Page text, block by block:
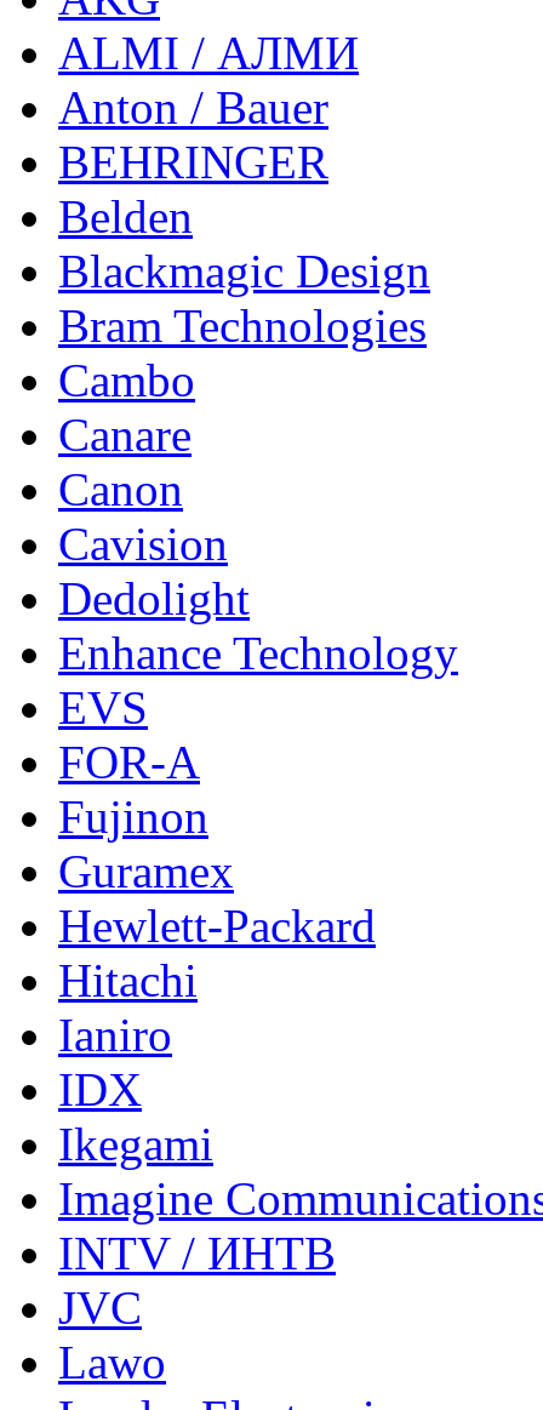
ALMI / АЛМИ
Anton / Bauer
BEHRINGER
Belden
Blackmagic Design
Bram Technologies
Cambo
Canare
Canon
Cavision
Dedolight
Enhance Technology
EVS
FOR-A
Fujinon
Guramex
Hewlett-Packard
Hitachi
Ianiro
IDX
Ikegami
Imagine
INTV / ИНТВ
JVC
Lawo